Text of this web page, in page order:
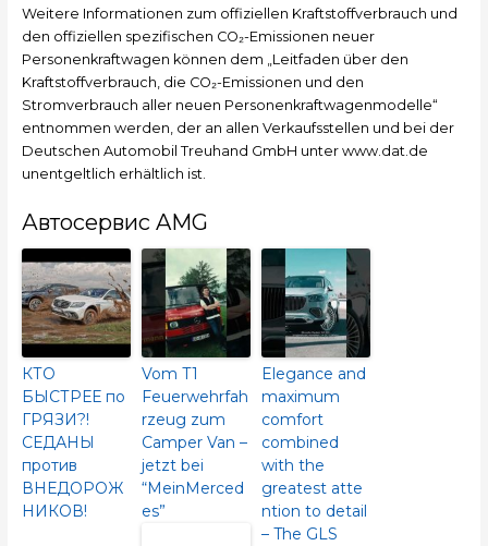
Weitere Informationen zum offiziellen Kraftstoffverbrauch und
den offiziellen spezifischen CO₂-Emissionen neuer
Personenkraftwagen können dem „Leitfaden über den
Kraftstoffverbrauch, die CO₂-Emissionen und den
Stromverbrauch aller neuen Personenkraftwagenmodelle“
entnommen werden, der an allen Verkaufsstellen und bei der
Deutschen Automobil Treuhand GmbH unter www.dat.de
unentgeltlich erhältlich ist.
Автосервис AMG
КТО
БЫСТРЕЕ по
ГРЯЗИ?!
СЕДАНЫ
против
ВНЕДОРОЖ
НИКОВ!
Vom T1
Feuerwehrfah
rzeug zum
Camper Van –
jetzt bei
“MeinMerced
es”
Elegance and
maximum
comfort
combined
with the
greatest atte
ntion to detail
– The GLS